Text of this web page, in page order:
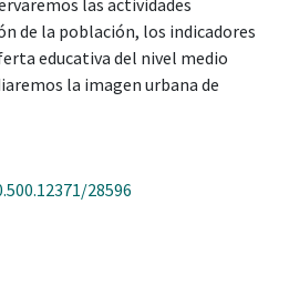
de la población, los indicadores
educativa del nivel medio
la imagen urbana de
28596